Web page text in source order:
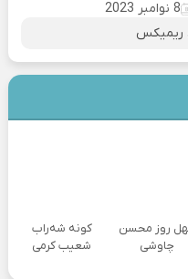
8 نوامبر 2023
ریمیکس
روز محسن
چاوشی
کونه شه‌راب
شعیب کرمی